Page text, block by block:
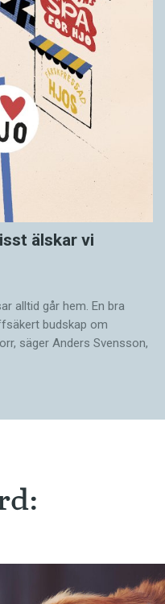
älskar vi
alltid går hem. En bra
budskap om
säger Anders Svensson,